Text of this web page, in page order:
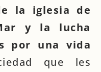
la iglesia de
y la lucha
por una vida
que les